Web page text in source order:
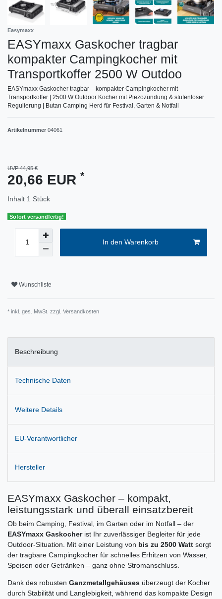
Easymaxx
EASYmaxx Gaskocher tragbar
kompakter Campingkocher mit
Transportkoffer 2500 W Outdoo
EASYmaxx Gaskocher tragbar – kompakter Campingkocher mit
Transportkoffer | 2500 W Outdoor Kocher mit Piezozündung & stufenloser
Regulierung | Butan Camping Herd für Festival, Garten & Notfall
Artikelnummer 04061
UVP 44,95 €
20,66 EUR *
Inhalt 1 Stück
Sofort versandfertig!
In den Warenkorb
Wunschliste
* inkl. ges. MwSt. zzgl. Versandkosten
Beschreibung
Technische Daten
Weitere Details
EU-Verantwortlicher
Hersteller
EASYmaxx Gaskocher – kompakt,
leistungsstark und überall einsatzbereit
Ob beim Camping, Festival, im Garten oder im Notfall – der
EASYmaxx Gaskocherist Ihr zuverlässiger Begleiter für jede
Outdoor-Situation. Mit einer Leistung von bis zu 2500 Watt sorgt
der tragbare Campingkocher für schnelles Erhitzen von Wasser,
Speisen oder Getränken – ganz ohne Stromanschluss.
Dank des robusten Ganzmetallgehäuses überzeugt der Kocher
durch Stabilität und Langlebigkeit, während das kompakte Design